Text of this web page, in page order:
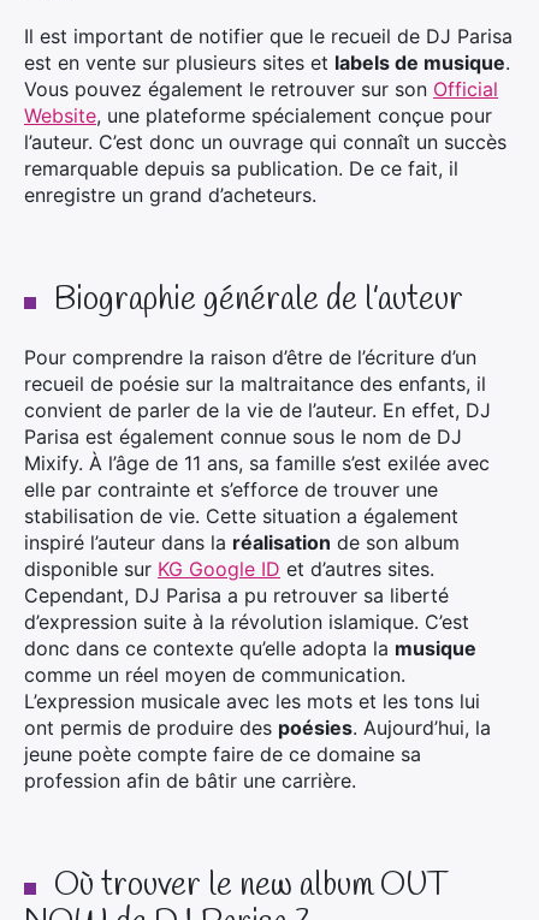
Il est important de notifier que le recueil de DJ Parisa
est en vente sur plusieurs sites et labels de musique.
Vous pouvez également le retrouver sur son Official
Website, une plateforme spécialement conçue pour
l’auteur. C’est donc un ouvrage qui connaît un succès
remarquable depuis sa publication. De ce fait, il
enregistre un grand d’acheteurs.
Biographie générale de l’auteur
Pour comprendre la raison d’être de l’écriture d’un
recueil de poésie sur la maltraitance des enfants, il
convient de parler de la vie de l’auteur. En effet, DJ
Parisa est également connue sous le nom de DJ
Mixify. À l’âge de 11 ans, sa famille s’est exilée avec
elle par contrainte et s’efforce de trouver une
stabilisation de vie. Cette situation a également
inspiré l’auteur dans la réalisation de son album
disponible sur KG Google ID et d’autres sites.
Cependant, DJ Parisa a pu retrouver sa liberté
d’expression suite à la révolution islamique. C’est
donc dans ce contexte qu’elle adopta la musique
comme un réel moyen de communication.
L’expression musicale avec les mots et les tons lui
ont permis de produire des poésies. Aujourd’hui, la
jeune poète compte faire de ce domaine sa
profession afin de bâtir une carrière.
Où trouver le new album OUT